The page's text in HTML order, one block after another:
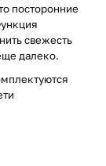
посторонние
свежесть
далеко.